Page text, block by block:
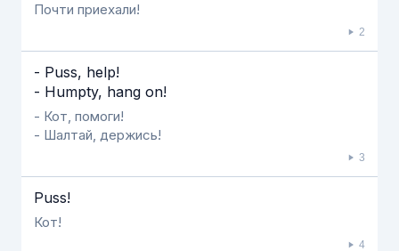
Почти приехали!
2
- Puss, help!
- Humpty, hang on!
- Кот, помоги!
- Шалтай, держись!
3
Puss!
Кот!
4